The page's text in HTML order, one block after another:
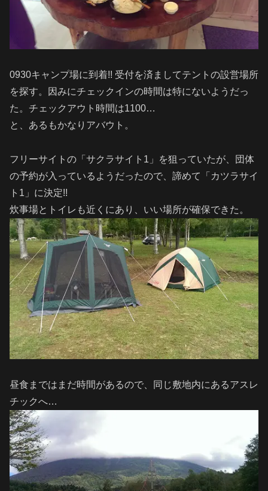
0930キャンプ場に到着!! 受付を済ましてテントの設営場所
を探す。因みにチェックインの時間は特にないようだっ
た。チェックアウト時間は1100…
と、あるもかなりアバウト。
フリーサイトの「サクラサイト1」を狙っていたが、団体
の予約が入っているようだったので、諦めて「カツラサイ
ト1」に決定!!
炊事場とトイレも近くにあり、いい場所が確保できた。
昼食まではまだ時間があるので、同じ敷地内にあるアスレ
チックへ…